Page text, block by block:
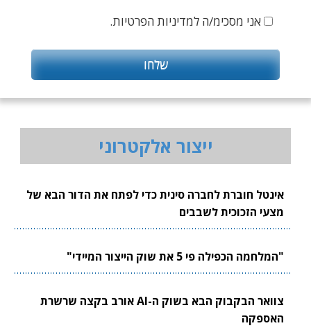
אני מסכימ/ה למדיניות הפרטיות.
ייצור אלקטרוני
אינטל חוברת לחברה סינית כדי לפתח את הדור הבא של
מצעי הזכוכית לשבבים
"המלחמה הכפילה פי 5 את שוק הייצור המיידי"
צוואר הבקבוק הבא בשוק ה-AI אורב בקצה שרשרת
האספקה